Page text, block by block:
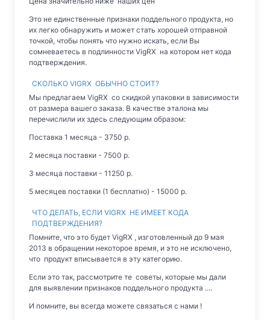
Это не единственные признаки поддельного продукта, но
их легко обнаружить и может стать хорошей отправной
точкой, чтобы понять что нужно искать, если Вы
сомневаетесь в подлинности VigRX на котором нет кода
подтверждения.
СКОЛЬКО VIGRX ОБЫЧНО СТОИТ?
Мы предлагаем VigRX со скидкой упаковки в зависимости
от размера вашего заказа. В качестве эталона мы
перечислили их здесь следующим образом:
Поставка 1 месяца - 3750 р.
2 месяца поставки - 7500 р.
3 месяца поставки - 11250 р.
5 месяцев поставки (1 бесплатно) - 15000 р.
ЧТО ДЕЛАТЬ, ЕСЛИ VIGRX НЕ ИМЕЕТ КОДА
ПОДТВЕРЖДЕНИЯ?
Помните, что это будет VigRX , изготовленный до 9 мая
2013 в обращении некоторое время, и это не исключено,
что продукт вписывается в эту категорию.
Если это так, рассмотрите те советы, которые мы дали
для выявлении признаков поддельного продукта ....
И помните, вы всегда можете связаться с нами !